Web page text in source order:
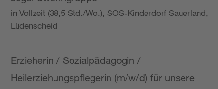
in Vollzeit (38,5 Std./Wo.), SOS-Kinderdorf Sauerland,
Lüdenscheid
Erzieherin / Sozialpädagogin /
Heilerziehungspflegerin (m/w/d) für unsere